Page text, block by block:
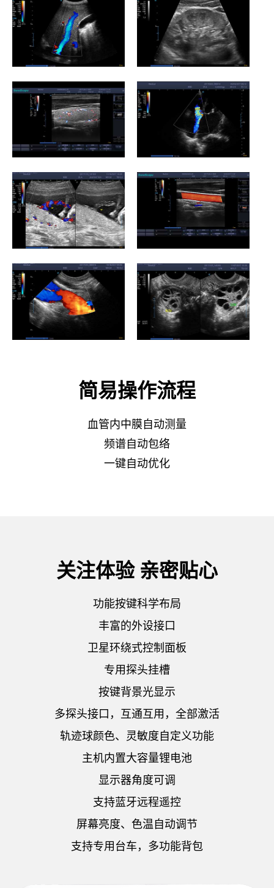
简易操作流程
血管内中膜自动测量
频谱自动包络
一键自动优化
关注体验 亲密贴心
功能按键科学布局
丰富的外设接口
卫星环绕式控制面板
专用探头挂槽
按键背景光显示
多探头接口，互通互用，全部激活
轨迹球颜色、灵敏度自定义功能
主机内置大容量锂电池
显示器角度可调
支持蓝牙远程遥控
屏幕亮度、色温自动调节
支持专用台车，多功能背包